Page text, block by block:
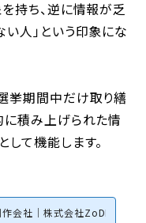
持ち、逆に情報が乏
人」という印象にな
挙期間中だけ取り繕
に積み上げられた情
て機能します。
会社｜株式会社ZoDDo